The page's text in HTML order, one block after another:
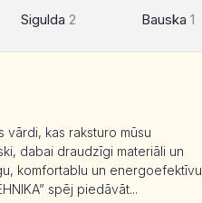
Sigulda 2
Bauska 1
vārdi, kas raksturo mūsu
dabai draudzīgi materiāli un
komfortablu un energoefektīvu
spēj piedāvāt...